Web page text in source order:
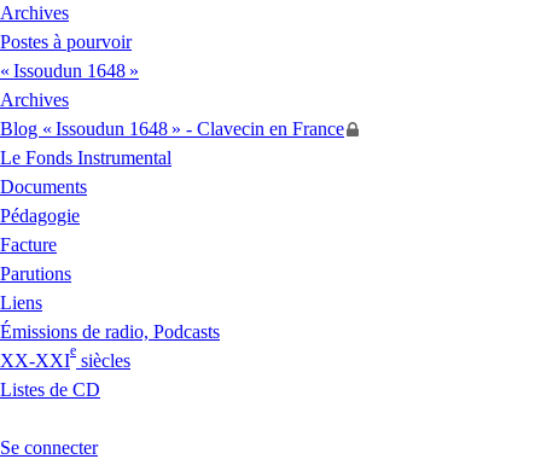
Archives
Postes à pourvoir
« Issoudun 1648 »
Archives
Blog « Issoudun 1648 » - Clavecin en France
Le Fonds Instrumental
Documents
Pédagogie
Facture
Parutions
Liens
Émissions de radio, Podcasts
XX-XXI
e
siècles
Listes de CD
Se connecter